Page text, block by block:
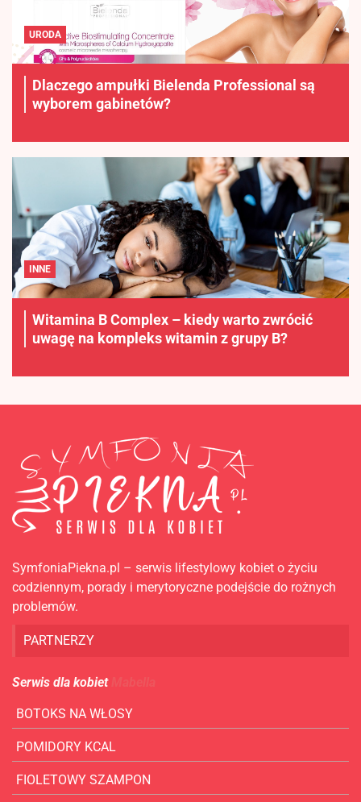
URODA
Dlaczego ampułki Bielenda Professional są
wyborem gabinetów?
INNE
Witamina B Complex – kiedy warto zwrócić
uwagę na kompleks witamin z grupy B?
SymfoniaPiekna.pl – serwis lifestylowy kobiet o życiu
codziennym, porady i merytoryczne podejście do rożnych
problemów.
PARTNERZY
Serwis dla kobiet
BOTOKS NA WŁOSY
POMIDORY KCAL
FIOLETOWY SZAMPON